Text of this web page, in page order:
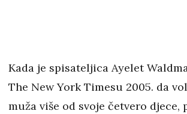
Kada je spisateljica Ayelet
The New York Timesu 2005. da
muža više od svoje četvero djece,